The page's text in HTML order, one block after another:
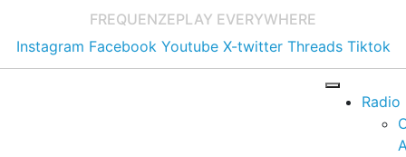
FREQUENZEPLAY EVERYWHERE
Instagram Facebook Youtube X-twitter Threads Tiktok
Radio